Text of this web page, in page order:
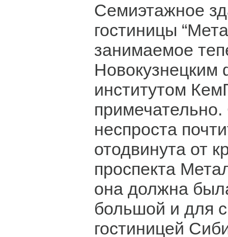
Семиэтажное
гостиницы
занимаемое
институтом
неспроста
отодвинута от
проспекта
она должна
большой и для
гостиницей